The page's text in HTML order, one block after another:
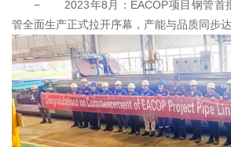
− 2023年8月：EACOP项目钢管首
管全面生产正式拉开序幕，产能与品质同步达